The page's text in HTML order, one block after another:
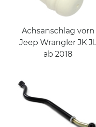
Achsanschlag vorn
Jeep Wrangler JK JL
ab 2018